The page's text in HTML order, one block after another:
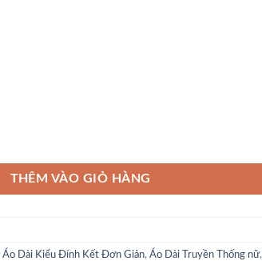
THÊM VÀO GIỎ HÀNG
Áo Dài Kiểu Đính Kết Đơn Giản, Áo Dài Truyền Thống nữ,